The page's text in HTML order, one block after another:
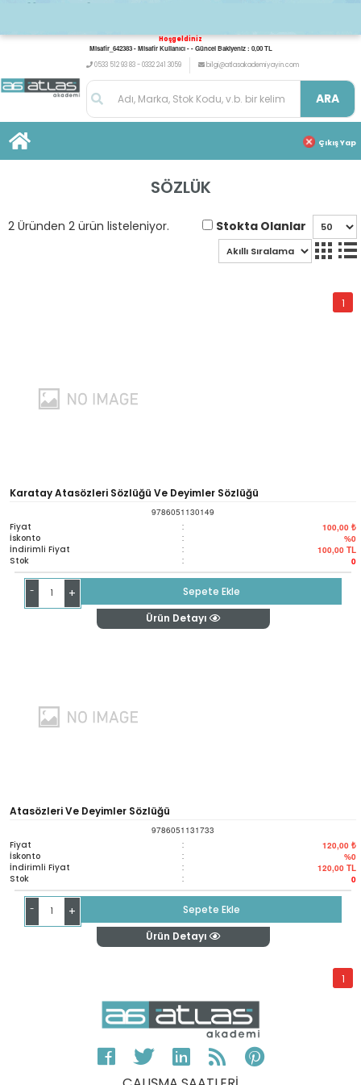
Hoşgeldiniz
Misafir_642383 - Misafir Kullanıcı - - Güncel Bakiyeniz : 0,00 TL
0533 512 93 83 - 0332 241 3059
bilgi@atlasakademiyayin.com
ARA
Çıkış Yap
SÖZLÜK
2 Üründen 2 ürün listeleniyor. Stokta Olanlar
1
Karatay Atasözleri Sözlüğü Ve Deyimler Sözlüğü
9786051130149
Fiyat : 100,00 ₺
İskonto : %0
İndirimli Fiyat : 100,00 TL
Stok : 0
- +
Sepete Ekle
Ürün Detayı
Atasözleri Ve Deyimler Sözlüğü
9786051131733
Fiyat : 120,00 ₺
İskonto : %0
İndirimli Fiyat : 120,00 TL
Stok : 0
- +
Sepete Ekle
Ürün Detayı
1